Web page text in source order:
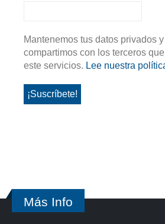
Mantenemos tus datos privados
compartimos con los terceros
este servicios. Lee nuestra
Más Info